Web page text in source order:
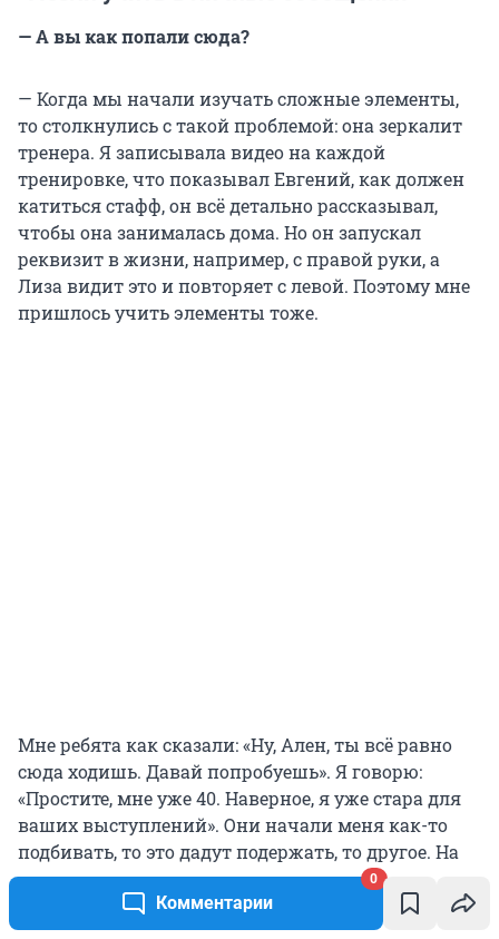
Комментарии
0
— А вы как попали сюда?
— Когда мы начали изучать сложные элементы,
то столкнулись с такой проблемой: она зеркалит
тренера. Я записывала видео на каждой
тренировке, что показывал Евгений, как должен
катиться стафф, он всё детально рассказывал,
чтобы она занималась дома. Но он запускал
реквизит в жизни, например, с правой руки, а
Лиза видит это и повторяет с левой. Поэтому мне
пришлось учить элементы тоже.
Мне ребята как сказали: «Ну, Ален, ты всё равно
сюда ходишь. Давай попробуешь». Я говорю:
«Простите, мне уже 40. Наверное, я уже стара для
ваших выступлений». Они начали меня как-то
подбивать, то это дадут подержать, то другое. На
день рождения однажды товарищ подарил стафф,
немного не такой, как у Лизы. И начались
тренировки.